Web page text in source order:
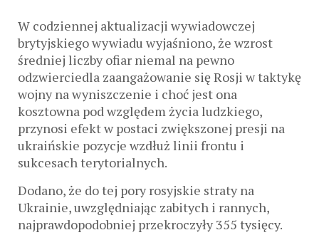
W codziennej aktualizacji wywiadowczej
brytyjskiego wywiadu wyjaśniono, że wzrost
średniej liczby ofiar niemal na pewno
odzwierciedla zaangażowanie się Rosji w taktykę
wojny na wyniszczenie i choć jest ona
kosztowna pod względem życia ludzkiego,
przynosi efekt w postaci zwiększonej presji na
ukraińskie pozycje wzdłuż linii frontu i
sukcesach terytorialnych.
Dodano, że do tej pory rosyjskie straty na
Ukrainie, uwzględniając zabitych i rannych,
najprawdopodobniej przekroczyły 355 tysięcy.